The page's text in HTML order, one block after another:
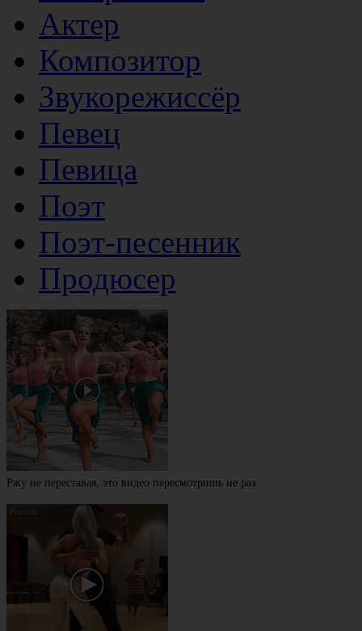
Актер
Композитор
Звукорежиссёр
Певец
Певица
Поэт
Поэт-песенник
Продюсер
Ржу не переставая, это видео пересмотришь не раз